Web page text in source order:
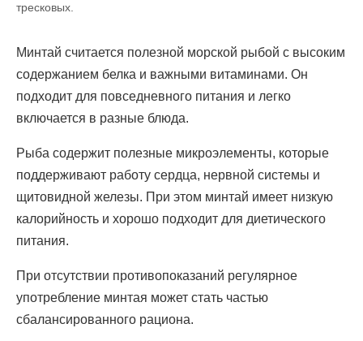
тресковых.
Минтай считается полезной морской рыбой с высоким
содержанием белка и важными витаминами. Он
подходит для повседневного питания и легко
включается в разные блюда.
Рыба содержит полезные микроэлементы, которые
поддерживают работу сердца, нервной системы и
щитовидной железы. При этом минтай имеет низкую
калорийность и хорошо подходит для диетического
питания.
При отсутствии противопоказаний регулярное
употребление минтая может стать частью
сбалансированного рациона.